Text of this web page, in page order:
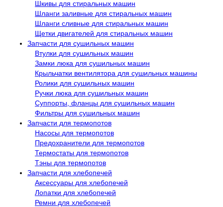
Шкивы для стиральных машин
Шланги заливные для стиральных машин
Шланги сливные для стиральных машин
Щетки двигателей для стиральных машин
Запчасти для сушильных машин
Втулки для сушильных машин
Замки люка для сушильных машин
Крыльчатки вентилятора для сушильных машины
Ролики для сушильных машин
Ручки люка для сушильных машин
Суппорты, фланцы для сушильных машин
Фильтры для сушильных машин
Запчасти для термопотов
Насосы для термопотов
Предохранители для термопотов
Термостаты для термопотов
Тэны для термопотов
Запчасти для хлебопечей
Аксессуары для хлебопечей
Лопатки для хлебопечей
Ремни для хлебопечей